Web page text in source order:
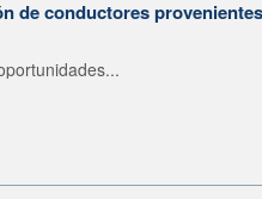
de conductores